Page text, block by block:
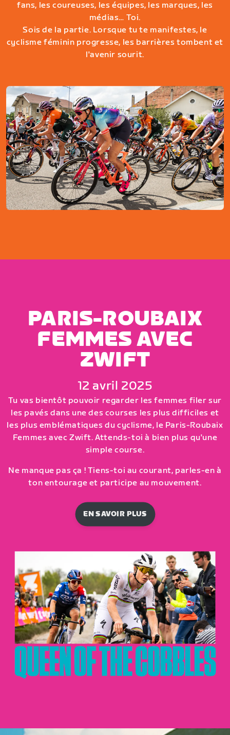
fans, les coureuses, les équipes, les marques, les
médias… Toi.
Sois de la partie. Lorsque tu te manifestes, le
cyclisme féminin progresse, les barrières tombent et
l'avenir sourit.
PARIS-ROUBAIX
FEMMES AVEC
ZWIFT
12 avril 2025
Tu vas bientôt pouvoir regarder les femmes filer sur
les pavés dans une des courses les plus difficiles et
les plus emblématiques du cyclisme, le Paris-Roubaix
Femmes avec Zwift. Attends-toi à bien plus qu'une
simple course.
Ne manque pas ça ! Tiens-toi au courant, parles-en à
ton entourage et participe au mouvement.
EN SAVOIR PLUS